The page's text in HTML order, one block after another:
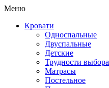
Меню
Кровати
Односпальные
Двуспальные
Детские
Трудности выбора
Матрасы
Постельное